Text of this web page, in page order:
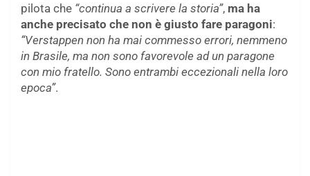
pilota che “continua a scrivere la storia”, ma ha
anche precisato che non è giusto fare paragoni:
“Verstappen non ha mai commesso errori, nemmeno
in Brasile, ma non sono favorevole ad un paragone
con mio fratello. Sono entrambi eccezionali nella loro
epoca”.